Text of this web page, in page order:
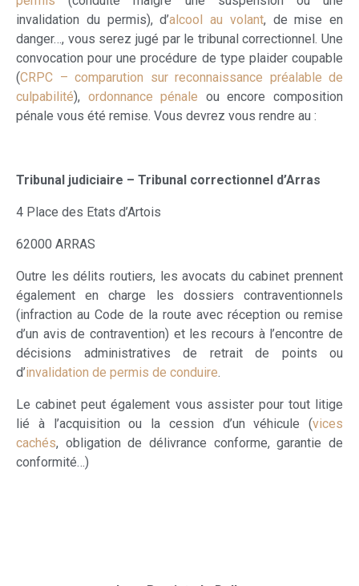
invalidation du permis), d’alcool au volant, de mise en
danger…, vous serez jugé par le tribunal correctionnel. Une
convocation pour une procédure de type plaider coupable
(CRPC – comparution sur reconnaissance préalable de
culpabilité), ordonnance pénale ou encore composition
pénale vous été remise. Vous devrez vous rendre au :
Tribunal judiciaire – Tribunal correctionnel d’Arras
4 Place des Etats d’Artois
62000 ARRAS
Outre les délits routiers, les avocats du cabinet prennent
également en charge les dossiers contraventionnels
(infraction au Code de la route avec réception ou remise
d’un avis de contravention) et les recours à l’encontre de
décisions administratives de retrait de points ou
d’invalidation de permis de conduire.
Le cabinet peut également vous assister pour tout litige
lié à l’acquisition ou la cession d’un véhicule (vices
cachés, obligation de délivrance conforme, garantie de
conformité…)